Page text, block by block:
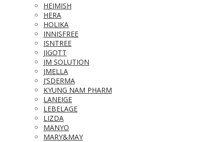
HEIMISH
HERA
HOLIKA
INNISFREE
ISNTREE
JIGOTT
JM SOLUTION
JMELLA
J’SDERMA
KYUNG NAM PHARM
LANEIGE
LEBELAGE
LIZDA
MANYO
MARY&MAY